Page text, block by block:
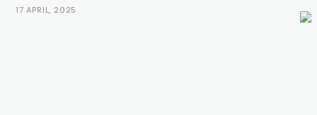
17 APRIL, 2025